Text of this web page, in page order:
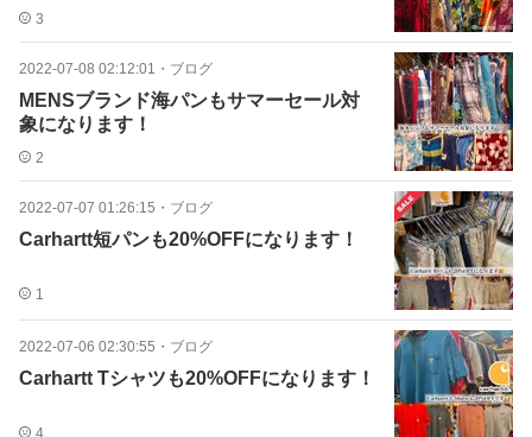
3
2022-07-08 02:12:01 ・ ブログ
MENSブランド海パンもサマーセール対
象になります！
2
2022-07-07 01:26:15 ・ ブログ
Carhartt短パンも20%OFFになります！
1
2022-07-06 02:30:55 ・ ブログ
Carhartt Tシャツも20%OFFになります！
4